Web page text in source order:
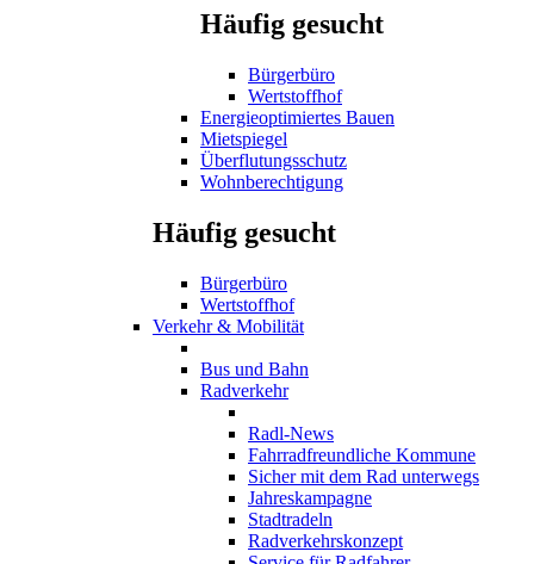
Häufig gesucht
Bürgerbüro
Wertstoffhof
Energieoptimiertes Bauen
Mietspiegel
Überflutungsschutz
Wohnberechtigung
Häufig gesucht
Bürgerbüro
Wertstoffhof
Verkehr & Mobilität
Bus und Bahn
Radverkehr
Radl-News
Fahrradfreundliche Kommune
Sicher mit dem Rad unterwegs
Jahreskampagne
Stadtradeln
Radverkehrskonzept